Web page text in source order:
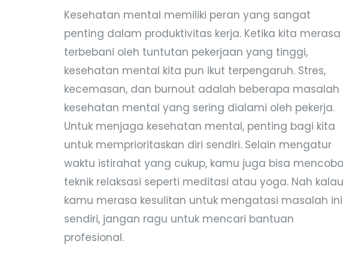
Kesehatan mental memiliki peran yang sangat
penting dalam produktivitas kerja. Ketika kita merasa
terbebani oleh tuntutan pekerjaan yang tinggi,
kesehatan mental kita pun ikut terpengaruh. Stres,
kecemasan, dan burnout adalah beberapa masalah
kesehatan mental yang sering dialami oleh pekerja.
Untuk menjaga kesehatan mental, penting bagi kita
untuk memprioritaskan diri sendiri. Selain mengatur
waktu istirahat yang cukup, kamu juga bisa
teknik relaksasi seperti meditasi atau yoga. Nah
kamu merasa kesulitan untuk mengatasi masalah ini
sendiri, jangan ragu untuk mencari bantuan
profesional.